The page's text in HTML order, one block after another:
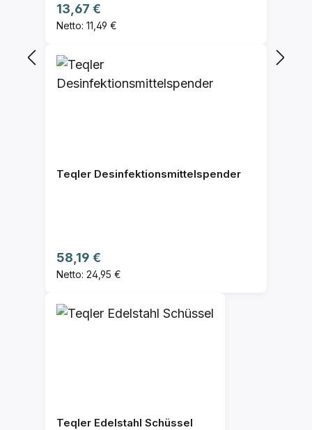
Regulärer Preis:
13,67 €
Netto: 11,49 €
Teqler Desinfektionsmittelspender
Regulärer Preis:
58,19 €
Netto: 24,95 €
Teqler Edelstahl Schüssel